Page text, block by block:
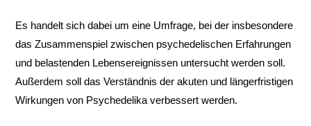
Es handelt sich dabei um eine Umfrage, bei der insbesondere
das Zusammenspiel zwischen psychedelischen Erfahrungen
und belastenden Lebensereignissen untersucht werden soll.
Außerdem soll das Verständnis der akuten und längerfristigen
Wirkungen von Psychedelika verbessert werden.